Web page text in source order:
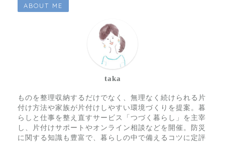
ABOUT ME
taka
ものを整理収納するだけでなく、無理なく続けられる片
付け方法や家族が片付けしやすい環境づくりを提案。暮
らしと仕事を整え直すサービス「つづく暮らし」を主宰
し、片付けサポートやオンライン相談などを開催。防災
に関する知識も豊富で、暮らしの中で備えるコツに定評